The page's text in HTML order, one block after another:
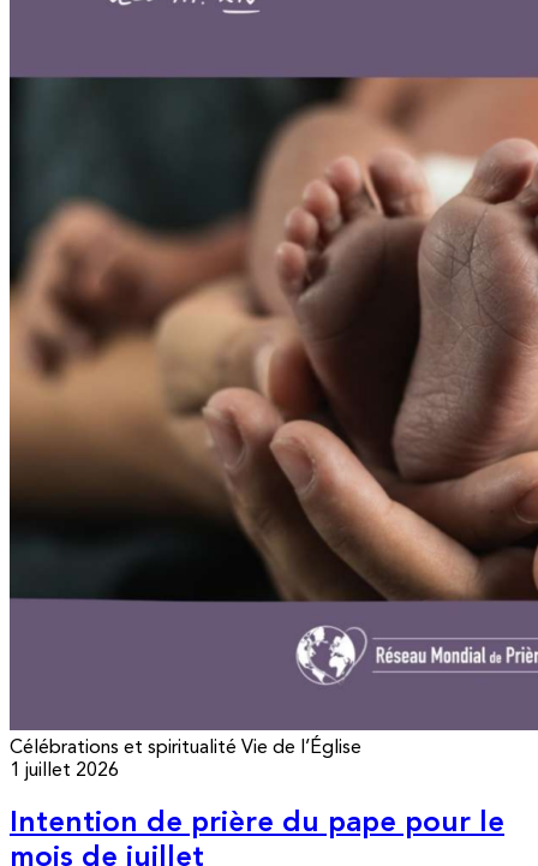
Célébrations et spiritualité Vie de l’Église
1 juillet 2026
Intention de prière du pape pour le
mois de juillet